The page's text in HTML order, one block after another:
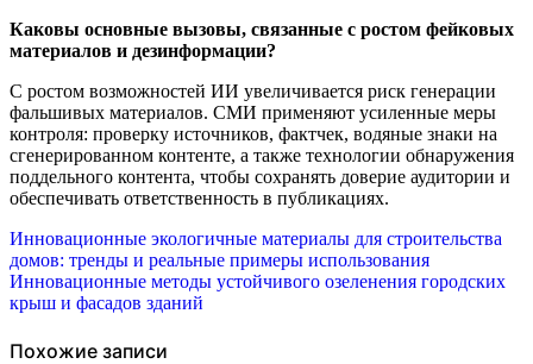
Каковы основные вызовы, связанные с ростом фейковых
материалов и дезинформации?
С ростом возможностей ИИ увеличивается риск генерации
фальшивых материалов. СМИ применяют усиленные меры
контроля: проверку источников, фактчек, водяные знаки на
сгенерированном контенте, а также технологии обнаружения
поддельного контента, чтобы сохранять доверие аудитории и
обеспечивать ответственность в публикациях.
Навигация
по
записям
Инновационные экологичные материалы для строительства
домов: тренды и реальные примеры использования
Инновационные методы устойчивого озеленения городских
крыш и фасадов зданий
Похожие записи